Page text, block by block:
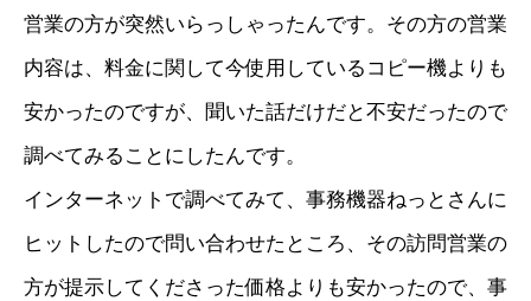
営業の方が突然いらっしゃったんです。その方の営業
内容は、料金に関して今使用しているコピー機よりも
安かったのですが、聞いた話だけだと不安だったので
調べてみることにしたんです。
インターネットで調べてみて、事務機器ねっとさんに
ヒットしたので問い合わせたところ、その訪問営業の
方が提示してくださった価格よりも安かったので、事